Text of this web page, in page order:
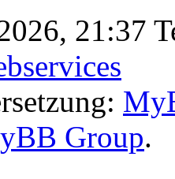
21:37
Group.